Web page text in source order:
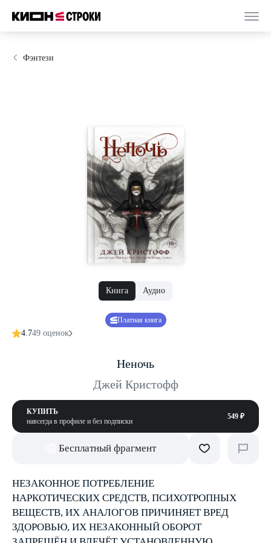
Фэнтези
Книга Аудио
Платная книга
4.749 оценок
Неночь
Джей Кристофф
КУПИТЬ
навсегда в профиле и без подписки
549 ₽
Бесплатный фрагмент
НЕЗАКОННОЕ ПОТРЕБЛЕНИЕ
НАРКОТИЧЕСКИХ СРЕДСТВ, ПСИХОТРОПНЫХ
ВЕЩЕСТВ, ИХ АНАЛОГОВ ПРИЧИНЯЕТ ВРЕД
ЗДОРОВЬЮ, ИХ НЕЗАКОННЫЙ ОБОРОТ